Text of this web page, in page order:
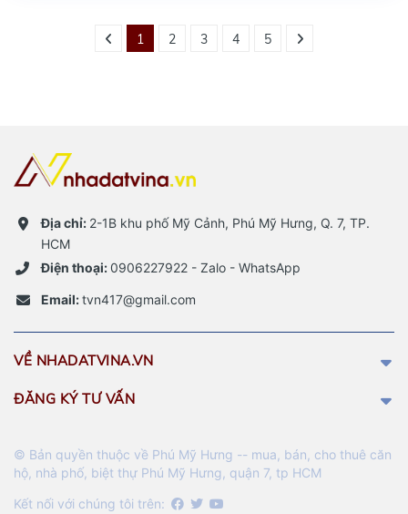
1 2 3 4 5
Địa chỉ: 2-1B khu phố Mỹ Cảnh, Phú Mỹ Hưng, Q. 7, TP.
HCM
Điện thoại:0906227922 - Zalo - WhatsApp
Email:tvn417@gmail.com
VỀ NHADATVINA.VN
ĐĂNG KÝ TƯ VẤN
© Bản quyền thuộc về Phú Mỹ Hưng -- mua, bán, cho thuê căn
hộ, nhà phố, biệt thự Phú Mỹ Hưng, quận 7, tp HCM
Kết nối với chúng tôi trên: